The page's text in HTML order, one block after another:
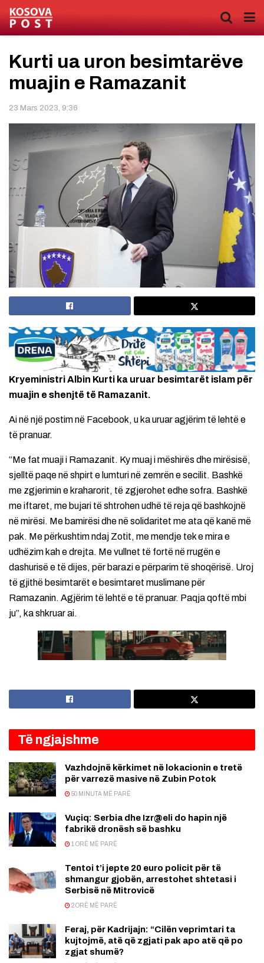
Kurti ua uron besimtarëve
muajin e Ramazanit
23 Mars 2023, 9:36
Kryeministri Albin Kurti ka uruar besimtarët islam për
muajin e shenjtë të Ramazanit.
Ai në një postim në Facebook, u ka uruar agjërim të lehtë e
të pranuar.
“Me fat muaji i Ramazanit. Ky muaj i mëshirës dhe mirësisë,
sjelltë paqe në shpirt e lumturi në zemrën e secilit. Bashkë
me zgjerimin e kraharorit, të zgjerohet edhe sofra. Bashkë
me iftaret, me bujari të shtrohen udhë të reja që bashkojnë
në mirësi. Me bamirësi dhe në solidaritet me ata që kanë më
pak. Me përkushtim ndaj Zotit, me mendje tek e mira e
udhëzim kah e drejta. Me vullnet të fortë në rrugën e
dashurisë e të dijes, për barazi e përparim të shoqërisë. Uroj
të gjithë besimtarët e besimtaret muslimane për
Ramazanin. Agjërim të lehtë e të pranuar. Paqja qoftë mbi
ju”, ka shkruar ai.
Të ngjajshme
Vazhdojnë kërkimet në lokacionin e tretë
për varrezë masive në Zubin Potok
50 MINUTA MË PARË
Vuçiq: Serbia dhe Izr@eli do hapin një
fabrikë dronësh së bashku
1 ORË MË PARË
Tentoi t’i jepte 20 euro policit për të
shmangur gjobën, arrestohet shtetasi i
Serbisë në Mitrovicë
2 ORË MË PARË
Feraj, për Kadrijajn: “Cilën veprimtari ta
kujtojmë, atë që zgjati pak apo atë që po
zgjat shumë?